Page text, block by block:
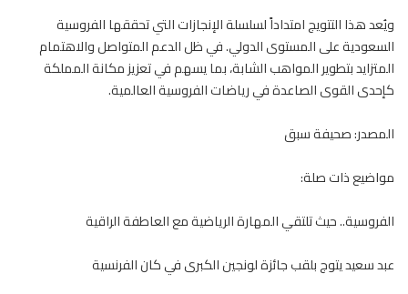
ويُعد هذا التتويج امتداداً لسلسلة الإنجازات التي تحققها الفروسية
السعودية على المستوى الدولي. في ظل الدعم المتواصل والاهتمام
المتزايد بتطوير المواهب الشابة، بما يسهم في تعزيز مكانة المملكة
كإحدى القوى الصاعدة في رياضات الفروسية العالمية.
المصدر: صحيفة سبق
مواضيع ذات صلة:
الفروسية.. حيث تلتقي المهارة الرياضية مع العاطفة الراقية
عبد سعيد يتوج بلقب جائزة لونجين الكبرى في كان الفرنسية